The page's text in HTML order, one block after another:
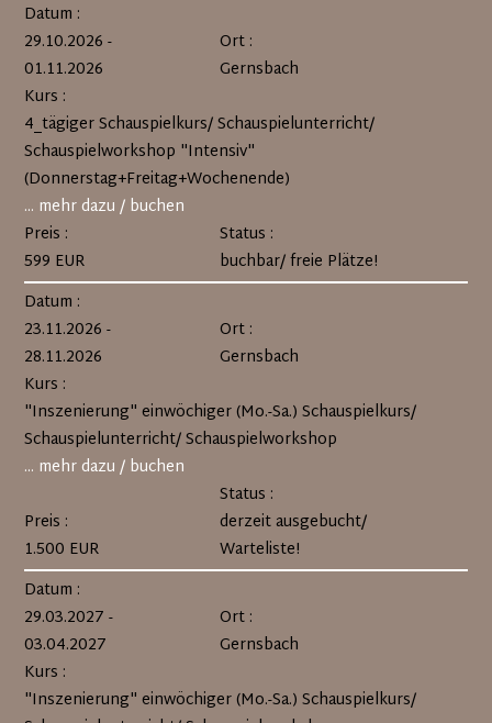
Datum :
29.10.2026 -
01.11.2026
Ort :
Gernsbach
Kurs :
4_tägiger Schauspielkurs/ Schauspielunterricht/
Schauspielworkshop "Intensiv"
(Donnerstag+Freitag+Wochenende)
... mehr dazu / buchen
Preis :
599 EUR
Status :
buchbar/ freie Plätze!
Datum :
23.11.2026 -
28.11.2026
Ort :
Gernsbach
Kurs :
"Inszenierung" einwöchiger (Mo.-Sa.) Schauspielkurs/
Schauspielunterricht/ Schauspielworkshop
... mehr dazu / buchen
Preis :
1.500 EUR
Status :
derzeit ausgebucht/
Warteliste!
Datum :
29.03.2027 -
03.04.2027
Ort :
Gernsbach
Kurs :
"Inszenierung" einwöchiger (Mo.-Sa.) Schauspielkurs/